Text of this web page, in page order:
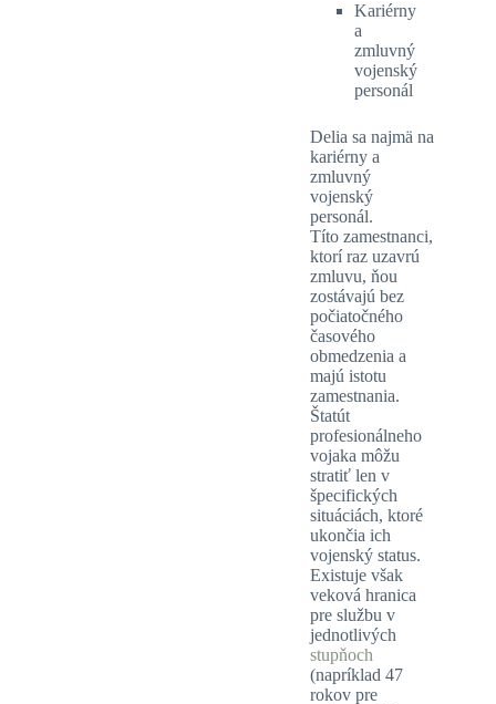
Kariérny
a
zmluvný
vojenský
personál
Delia sa najmä na
kariérny a
zmluvný
vojenský
personál.
Títo zamestnanci,
ktorí raz uzavrú
zmluvu, ňou
zostávajú bez
počiatočného
časového
obmedzenia a
majú istotu
zamestnania.
Štatút
profesionálneho
vojaka môžu
stratiť len v
špecifických
situáciách, ktoré
ukončia ich
vojenský status.
Existuje však
veková hranica
pre službu v
jednotlivých
stupňoch
(napríklad 47
rokov pre